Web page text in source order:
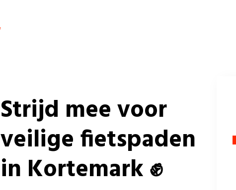
Strijd mee voor
veilige fietspaden
in Kortemark ✊